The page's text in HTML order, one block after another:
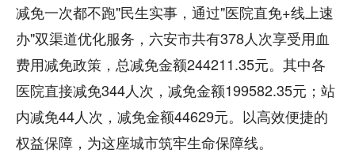
减免一次都不跑"民生实事，通过"医院直免+线上速
办"双渠道优化服务，六安市共有378人次享受用血
费用减免政策，总减免金额244211.35元。其中各
医院直接减免344人次，减免金额199582.35元；站
内减免44人次，减免金额44629元。以高效便捷的
权益保障，为这座城市筑牢生命保障线。